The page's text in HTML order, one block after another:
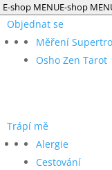
E-shop MENUE-shop
Objednat se
Měření
Osho Zen Tarot
Trápí mě
Alergie
Cestování